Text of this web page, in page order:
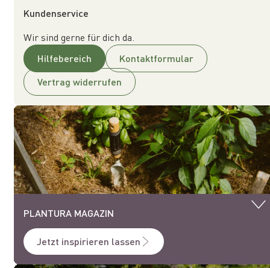
Kundenservice
Wir sind gerne für dich da.
Hilfebereich
Kontaktformular
Vertrag widerrufen
PLANTURA MAGAZIN
Jetzt inspirieren lassen